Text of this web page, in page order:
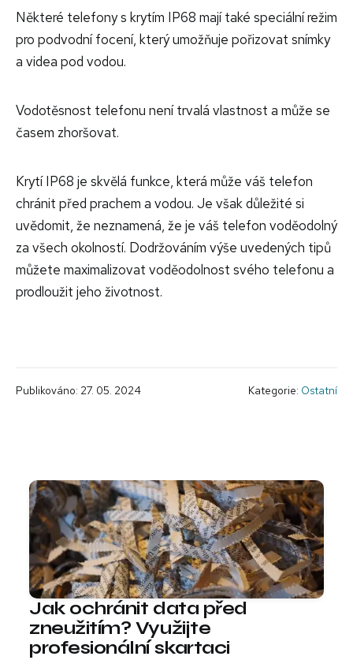
Některé telefony s krytím IP68 mají také speciální režim
pro podvodní focení, který umožňuje pořizovat snímky
a videa pod vodou.
Vodotěsnost telefonu není trvalá vlastnost a může se
časem zhoršovat.
Krytí IP68 je skvělá funkce, která může váš telefon
chránit před prachem a vodou. Je však důležité si
uvědomit, že neznamená, že je váš telefon voděodolný
za všech okolností. Dodržováním výše uvedených tipů
můžete maximalizovat voděodolnost svého telefonu a
prodloužit jeho životnost.
Publikováno: 27. 05. 2024 Kategorie: Ostatní
Jak ochránit data před
zneužitím? Využijte
profesionální skartaci